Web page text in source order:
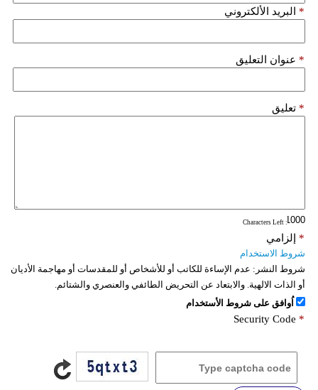
البريد الألكتروني *
عنوان التعليق *
تعليق *
: Characters Left
إلزامي *
شروط الاستخدام
شروط النشر: عدم الإساءة للكاتب أو للأشخاص أو للمقدسات أو مهاجمة الأديان
أو الذات الالهية. والابتعاد عن التحريض الطائفي والعنصري والشتائم.
اُوافق على شروط الأستخدام
Security Code *